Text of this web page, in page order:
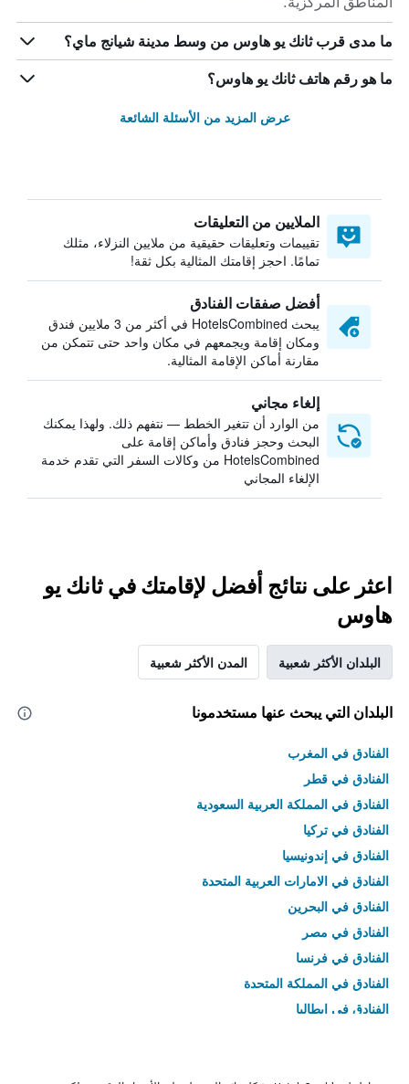
ما مدى قرب ثانك يو هاوس من وسط مدينة شيانج ماي؟
ما هو رقم هاتف ثانك يو هاوس؟
عرض المزيد من الأسئلة الشائعة
الملايين من التعليقات
تقييمات وتعليقات حقيقية من ملايين النزلاء، مثلك
تمامًا. احجز إقامتك المثالية بكل ثقة!
أفضل صفقات الفنادق
يبحث HotelsCombined في أكثر من 3 ملايين فندق
ومكان إقامة ويجمعهم في مكان واحد حتى تتمكن من
مقارنة أماكن الإقامة المثالية.
إلغاء مجاني
من الوارد أن تتغير الخطط — نتفهم ذلك. ولهذا يمكنك
البحث وحجز فنادق وأماكن إقامة على
HotelsCombined من وكالات السفر التي تقدم خدمة
الإلغاء المجاني
اعثر على نتائج أفضل لإقامتك في ثانك يو
هاوس
البلدان الأكثر شعبية المدن الأكثر شعبية
البلدان التي يبحث عنها مستخدمونا
الفنادق في المغرب
الفنادق في قطر
الفنادق في المملكة العربية السعودية
الفنادق في تركيا
الفنادق في إندونيسيا
الفنادق في الامارات العربية المتحدة
الفنادق في البحرين
الفنادق في مصر
الفنادق في فرنسا
الفنادق في المملكة المتحدة
الفنادق في إيطاليا